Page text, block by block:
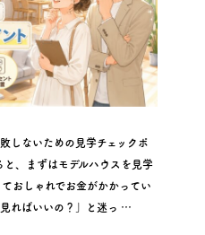
しないための見学チェックポ
、まずはモデルハウスを見学
おしゃれでお金がかかってい
ればいいの？」と迷っ …
を見ろ！失敗しないための見学チェック